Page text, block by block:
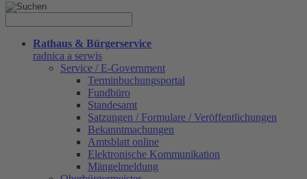
Rathaus & Bürgerservice
radnica a serwis
Service / E-Government
Terminbuchungsportal
Fundbüro
Standesamt
Satzungen / Formulare / Veröffentlichungen
Bekanntmachungen
Amtsblatt online
Elektronische Kommunikation
Mängelmeldung